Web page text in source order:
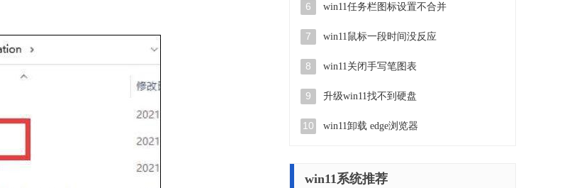
6 win11任务栏图标设置不合并
7 win11鼠标一段时间没反应
8 win11关闭手写笔图表
9 升级win11找不到硬盘
10 win11卸载 edge浏览器
win11系统推荐